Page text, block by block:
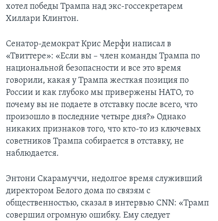
хотел победы Трампа над экс-госсекретарем
Хиллари Клинтон.
Сенатор-демократ Крис Мерфи написал в
«Твиттере»: «Если вы – член команды Трампа по
национальной безопасности и все это время
говорили, какая у Трампа жесткая позиция по
России и как глубоко мы привержены НАТО, то
почему вы не подаете в отставку после всего, что
произошло в последние четыре дня?» Однако
никаких признаков того, что кто-то из ключевых
советников Трампа собирается в отставку, не
наблюдается.
Энтони Скарамуччи, недолгое время служивший
директором Белого дома по связям с
общественностью, сказал в интервью CNN: «Трамп
совершил огромную ошибку. Ему следует